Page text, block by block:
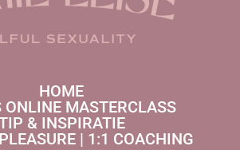
HOME
ONLINE MASTERCLASS
& INSPIRATIE
| 1:1 COACHING